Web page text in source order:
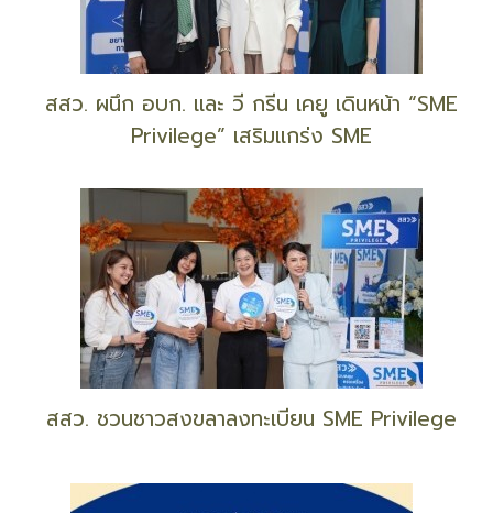
สสว. ผนึก อบก. และ วี กรีน เคยู เดินหน้า “SME
Privilege” เสริมแกร่ง SME
สสว. ชวนชาวสงขลาลงทะเบียน SME Privilege